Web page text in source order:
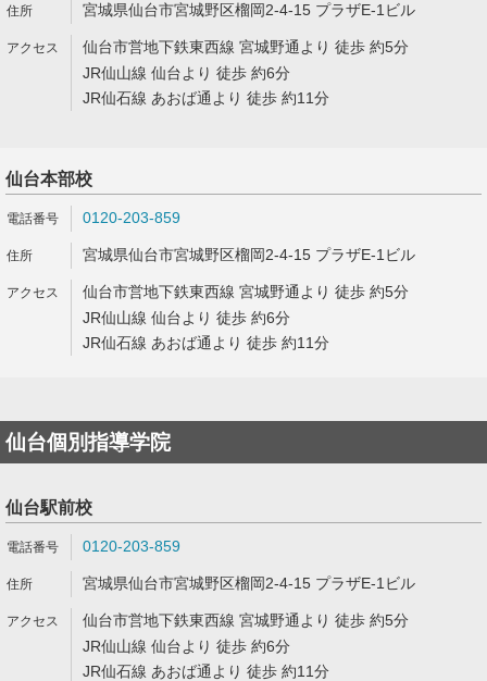
宮城県仙台市宮城野区榴岡2-4-15 プラザE-1ビル
仙台市営地下鉄東西線 宮城野通より 徒歩 約5分
JR仙山線 仙台より 徒歩 約6分
JR仙石線 あおば通より 徒歩 約11分
仙台本部校
0120-203-859
宮城県仙台市宮城野区榴岡2-4-15 プラザE-1ビル
仙台市営地下鉄東西線 宮城野通より 徒歩 約5分
JR仙山線 仙台より 徒歩 約6分
JR仙石線 あおば通より 徒歩 約11分
仙台個別指導学院
仙台駅前校
0120-203-859
宮城県仙台市宮城野区榴岡2-4-15 プラザE-1ビル
仙台市営地下鉄東西線 宮城野通より 徒歩 約5分
JR仙山線 仙台より 徒歩 約6分
JR仙石線 あおば通より 徒歩 約11分